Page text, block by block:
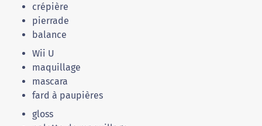
crépière
pierrade
balance
Wii U
maquillage
mascara
fard à paupières
gloss